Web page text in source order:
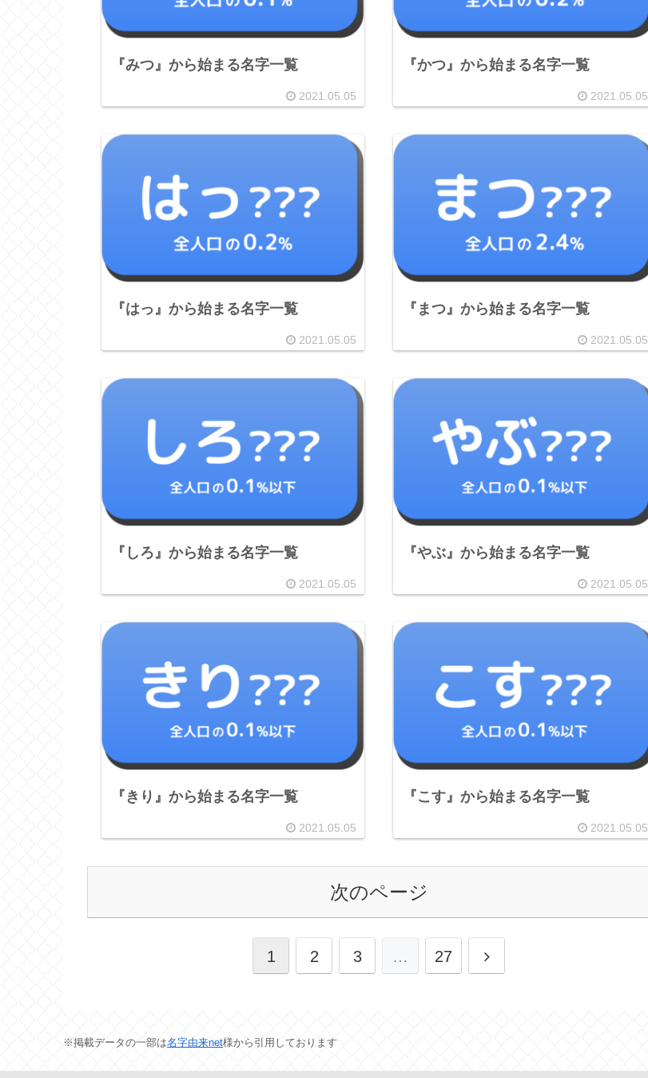
『みつ』から始まる名字一覧
2021.05.05
『かつ』から始まる名字一覧
2021.05.05
『はっ』から始まる名字一覧
2021.05.05
『まつ』から始まる名字一覧
2021.05.05
『しろ』から始まる名字一覧
2021.05.05
『やぶ』から始まる名字一覧
2021.05.05
『きり』から始まる名字一覧
2021.05.05
『こす』から始まる名字一覧
2021.05.05
次のページ
1 2 3 … 27
※掲載データの一部は名字由来net様から引用しております